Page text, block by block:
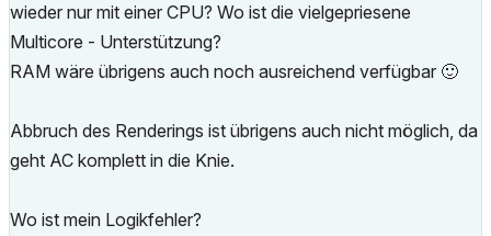
wieder nur mit einer CPU? Wo ist die vielgepriesene
Multicore - Unterstützung?
RAM wäre übrigens auch noch ausreichend verfügbar 🙂
Abbruch des Renderings ist übrigens auch nicht möglich, da
geht AC komplett in die Knie.
Wo ist mein Logikfehler?